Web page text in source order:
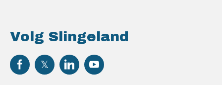
Volg Slingeland